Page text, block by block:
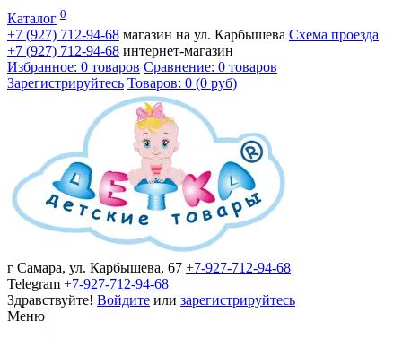
Каталог 0
+7 (927) 712-94-68 магазин на ул. Карбышева Схема проезда
+7 (927) 712-94-68 интернет-магазин
Избранное: 0 товаров Сравнение: 0 товаров
Зарегистрируйтесь Товаров: 0 (0 руб)
г Самара, ул. Карбышева, 67 +7-927-712-94-68
Telegram +7-927-712-94-68
Здравствуйте! Войдите или зарегистрируйтесь
Меню